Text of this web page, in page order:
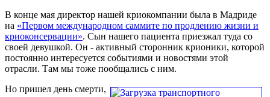
В конце мая директор нашей криокомпании была в Мадриде
на «Первом международном саммите по продлению жизни и
криоконсервации». Сын нашего пациента приезжал туда со
своей девушкой. Он - активный сторонник крионики, которой
постоянно интересуется событиями и новостями этой
отрасли. Там мы тоже пообщались с ним.
Но пришел день смерти,